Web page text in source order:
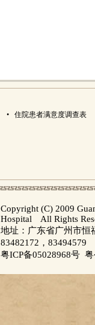
• 住院患者满意度调查表
Copyright (C) 2009
Hospital All Rights
地址：广东省广州市
83482172，83494579
粤ICP备05028968号